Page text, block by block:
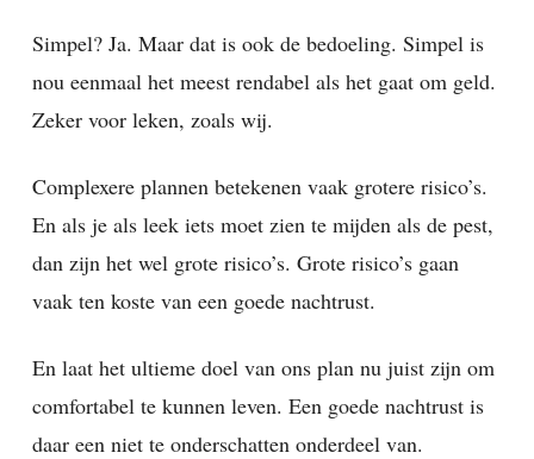
Simpel? Ja. Maar dat is ook de bedoeling. Simpel is
nou eenmaal het meest rendabel als het gaat om geld.
Zeker voor leken, zoals wij.
Complexere plannen betekenen vaak grotere risico’s.
En als je als leek iets moet zien te mijden als de pest,
dan zijn het wel grote risico’s. Grote risico’s gaan
vaak ten koste van een goede nachtrust.
En laat het ultieme doel van ons plan nu juist zijn om
comfortabel te kunnen leven. Een goede nachtrust is
daar een niet te onderschatten onderdeel van.